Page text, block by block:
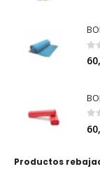
0
0
Productos